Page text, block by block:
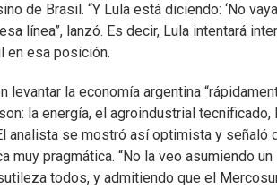
de Brasil. “Y Lula está diciendo: ‘No
línea”, lanzó. Es decir, Lula intentará
en esa posición.
levantar la economía argentina
la energía, el agroindustrial
analista se mostró así optimista y señaló
muy pragmática. “No la veo asumiendo
todos, y admitiendo que el